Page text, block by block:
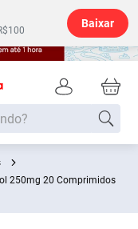
Baixar
250mg 20 Comprimidos